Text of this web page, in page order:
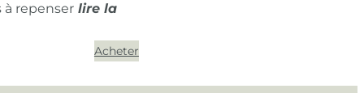
à repenser
Acheter